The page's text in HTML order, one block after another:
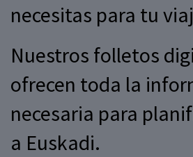
necesitas para tu
Nuestros folletos
ofrecen toda la
necesaria para
a Euskadi.